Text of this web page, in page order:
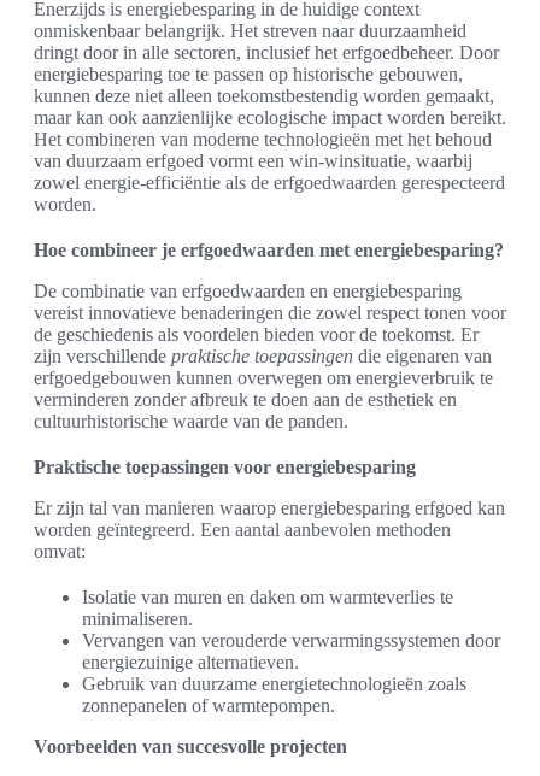
Enerzijds is energiebesparing in de huidige context
onmiskenbaar belangrijk. Het streven naar duurzaamheid
dringt door in alle sectoren, inclusief het erfgoedbeheer. Door
energiebesparing toe te passen op historische gebouwen,
kunnen deze niet alleen toekomstbestendig worden gemaakt,
maar kan ook aanzienlijke ecologische impact worden bereikt.
Het combineren van moderne technologieën met het behoud
van duurzaam erfgoed vormt een win-winsituatie, waarbij
zowel energie-efficiëntie als de erfgoedwaarden gerespecteerd
worden.
Hoe combineer je erfgoedwaarden met energiebesparing?
De combinatie van erfgoedwaarden en energiebesparing
vereist innovatieve benaderingen die zowel respect tonen voor
de geschiedenis als voordelen bieden voor de toekomst. Er
zijn verschillende praktische toepassingen die eigenaren van
erfgoedgebouwen kunnen overwegen om energieverbruik te
verminderen zonder afbreuk te doen aan de esthetiek en
cultuurhistorische waarde van de panden.
Praktische toepassingen voor energiebesparing
Er zijn tal van manieren waarop energiebesparing erfgoed kan
worden geïntegreerd. Een aantal aanbevolen methoden
omvat:
Isolatie van muren en daken om warmteverlies te
minimaliseren.
Vervangen van verouderde verwarmingssystemen door
energiezuinige alternatieven.
Gebruik van duurzame energietechnologieën zoals
zonnepanelen of warmtepompen.
Voorbeelden van succesvolle projecten